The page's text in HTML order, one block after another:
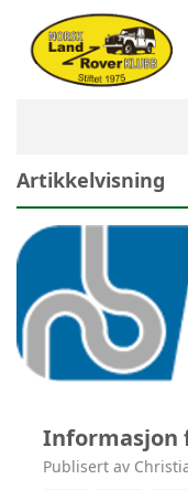
Artikkelvisning
Informasjon
Publisert av